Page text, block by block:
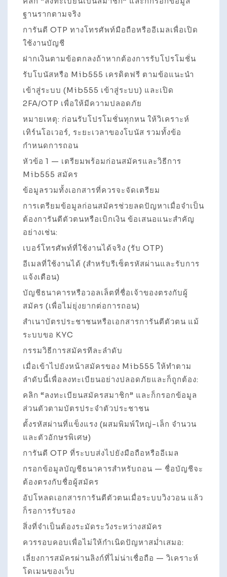
ฐานรากตามจริง
การันตี OTP ทางโทรศัพท์มือถือหรืออีเมลเพื่อเปิด
ใช้งานบัญชี
ฝากเงินตามข้อตกลงถ้าหากต้องการรับโปรโมชั่น
รับโบนัสหรือ Mib555 เครดิตฟรี ตามข้อแนะนำ
เข้าสู่ระบบ (Mib555 เข้าสู่ระบบ) และเปิด
2FA/OTP เพื่อให้มีความปลอดภัย
หมายเหตุ: ก่อนรับโปรโมชั่นทุกหน ให้วิเคราะห์
เทิร์นโอเวอร์, ระยะเวลาของโบนัส รวมทั้งข้อ
กำหนดการถอน
หัวข้อ 1 — เตรียมพร้อมก่อนสมัครและวิธีการ
Mib555 สมัคร
ข้อมูลรวมทั้งเอกสารที่ควรจะจัดเตรียม
การเตรียมข้อมูลก่อนสมัครช่วยลดปัญหาเมื่อจำเป็น
ต้องการันตีตัวตนหรือเบิกเงิน ข้อเสนอแนะสำคัญ
อย่างเช่น:
เบอร์โทรศัพท์ที่ใช้งานได้จริง (รับ OTP)
อีเมลที่ใช้งานได้ (สำหรับรีเซ็ตรหัสผ่านและรับการ
แจ้งเตือน)
บัญชีธนาคารหรือวอลเล็ตที่ชื่อเจ้าของตรงกับผู้
สมัคร (เพื่อไม่ยุ่งยากต่อการถอน)
สำเนาบัตรประชาชนหรือเอกสารการันตีตัวตน แม้
ระบบขอ KYC
กรรมวิธีการสมัครทีละลำดับ
เมื่อเข้าไปยังหน้าสมัครของ Mib555 ให้ทำตาม
ลำดับนี้เพื่อลงทะเบียนอย่างปลอดภัยและก็ถูกต้อง:
คลิก “ลงทะเบียนสมัครสมาชิก” และก็กรอกข้อมูล
ส่วนตัวตามบัตรประจำตัวประชาชน
ตั้งรหัสผ่านที่แข็งแรง (ผสมพิมพ์ใหญ่-เล็ก จำนวน
และตัวอักษรพิเศษ)
การันตี OTP ที่ระบบส่งไปยังมือถือหรืออีเมล
กรอกข้อมูลบัญชีธนาคารสำหรับถอน — ชื่อบัญชีจะ
ต้องตรงกับชื่อผู้สมัคร
อัปโหลดเอกสารการันตีตัวตนเมื่อระบบวิงวอน แล้ว
ก็รอการรับรอง
สิ่งที่จำเป็นต้องระมัดระวังระหว่างสมัคร
ควรรอบคอบเพื่อไม่ให้กำเนิดปัญหาสม่ำเสมอ:
เลี่ยงการสมัครผ่านลิงก์ที่ไม่น่าเชื่อถือ — วิเคราะห์
โดเมนของเว็บ